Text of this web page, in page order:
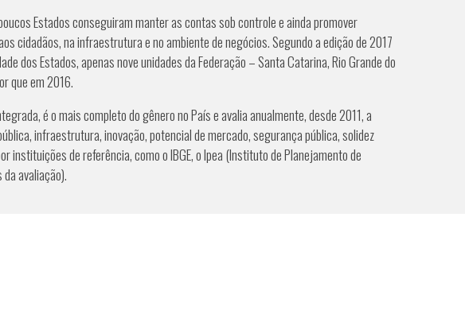
Estados conseguiram manter as contas sob controle e ainda promover
cidadãos, na infraestrutura e no ambiente de negócios. Segundo a edição de 2017
dos Estados, apenas nove unidades da Federação – Santa Catarina, Rio Grande do
que em 2016.
é o mais completo do gênero no País e avalia anualmente, desde 2011, a
infraestrutura, inovação, potencial de mercado, segurança pública, solidez
de referência, como o IBGE, o Ipea (Instituto de Planejamento de
avaliação).